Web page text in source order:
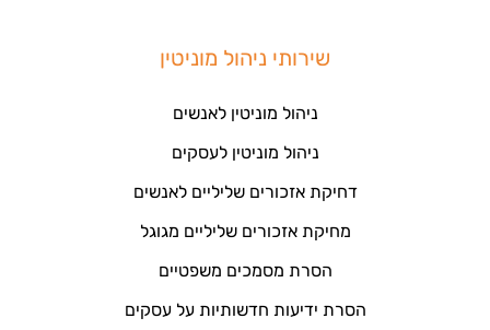
שירותי ניהול מוניטין
ניהול מוניטין לאנשים
ניהול מוניטין לעסקים
דחיקת אזכורים שליליים לאנשים
מחיקת אזכורים שליליים מגוגל
הסרת מסמכים משפטיים
הסרת ידיעות חדשותיות על עסקים